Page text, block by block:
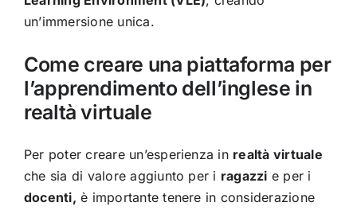
un’immersione unica.
Come creare una piattaforma per
l’apprendimento dell’inglese in
realtà virtuale
Per poter creare un’esperienza in realtà virtuale
che sia di valore aggiunto per i ragazzi e per i
docenti, è importante tenere in considerazione